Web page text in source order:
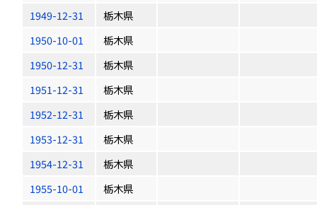
1949-12-31
栃木県
1950-10-01
栃木県
1950-12-31
栃木県
1951-12-31
栃木県
1952-12-31
栃木県
1953-12-31
栃木県
1954-12-31
栃木県
1955-10-01
栃木県